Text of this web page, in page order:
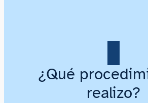
¿Qué
realizo?